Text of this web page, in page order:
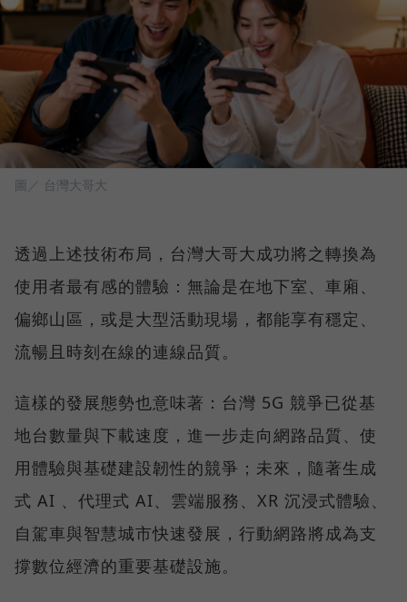
圖／ 台灣大哥大
透過上述技術布局，台灣大哥大成功將之轉換為
使用者最有感的體驗：無論是在地下室、車廂、
偏鄉山區，或是大型活動現場，都能享有穩定、
流暢且時刻在線的連線品質。
這樣的發展態勢也意味著：台灣 5G 競爭已從基
地台數量與下載速度，進一步走向網路品質、使
用體驗與基礎建設韌性的競爭；未來，隨著生成
式 AI 、代理式 AI、雲端服務、XR 沉浸式體驗、
自駕車與智慧城市快速發展，行動網路將成為支
撐數位經濟的重要基礎設施。